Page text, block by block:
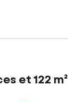
et 122 m²